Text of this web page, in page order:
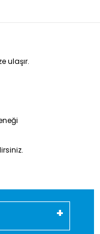
ulaşır.